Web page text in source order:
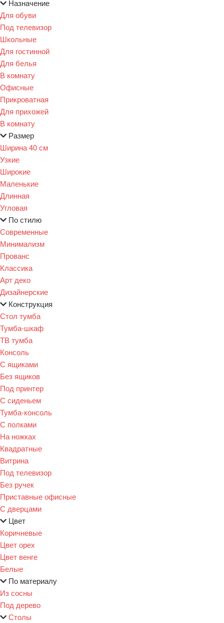
Назначение
Для обуви
Под телевизор
Школьные
Для гостинной
Для белья
В комнату
Офисные
Прикроватная
Для прихожей
В комнату
Размер
Ширина 40 см
Узкие
Широкие
Маленькие
Длинная
Угловая
По стилю
Современные
Минимализм
Прованс
Классика
Арт деко
Дизайнерские
Конструкция
Стол тумба
Тумба-шкаф
ТВ тумба
Консоль
С ящиками
Без ящиков
Под принтер
С сиденьем
Тумба-консоль
С полками
На ножках
Квадратные
Витрина
Под телевизор
Без ручек
Приставные офисные
С дверцами
Цвет
Коричневые
Цвет орех
Цвет венге
Белые
По материалу
Из сосны
Под дерево
Столы